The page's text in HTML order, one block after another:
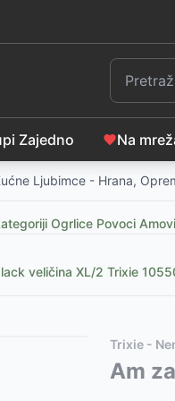
Zajedno Na
Ljubimce - Hrana,
Ogrlice Povoci
veličina XL/2 Trixie
sa LED svetlom, 5m-
veličina M Trixie
pogledajte slične
Trixie -
Am